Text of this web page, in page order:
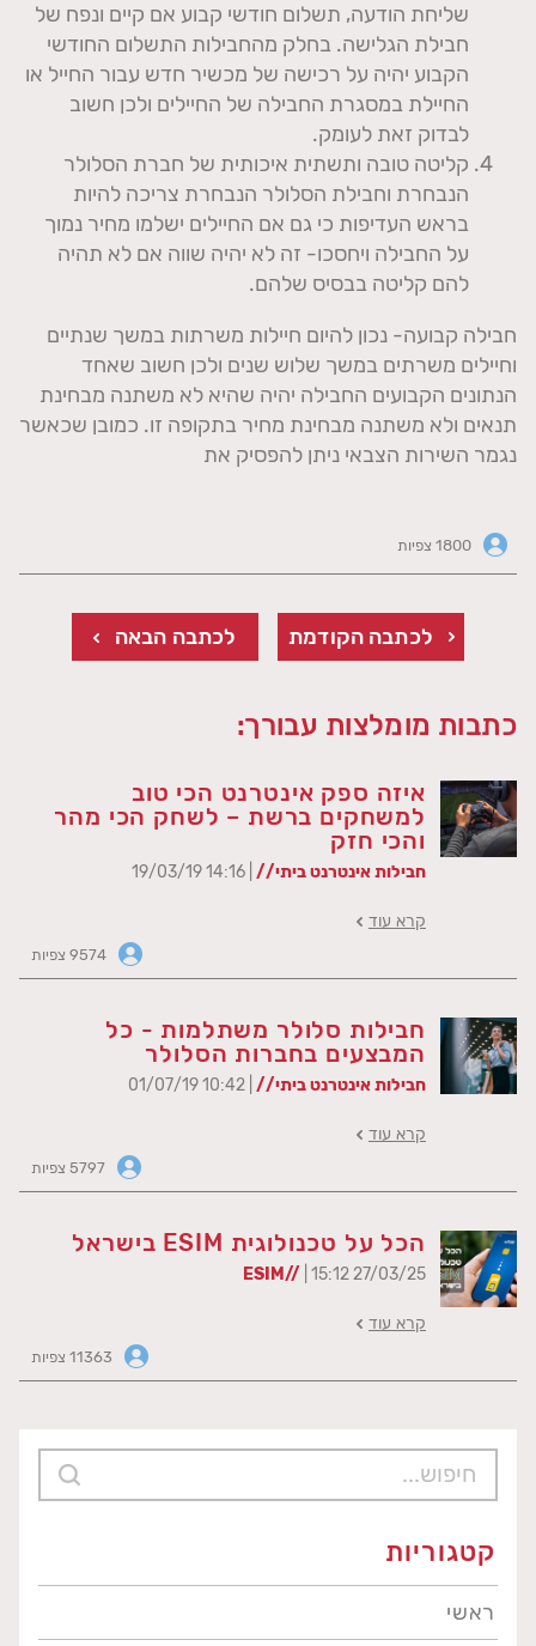
שליחת הודעה, תשלום חודשי קבוע אם קיים ונפח של
חבילת הגלישה. בחלק מהחבילות התשלום החודשי
הקבוע יהיה על רכישה של מכשיר חדש עבור החייל או
החיילת במסגרת החבילה של החיילים ולכן חשוב
לבדוק זאת לעומק.
קליטה טובה ותשתית איכותית של חברת הסלולר
הנבחרת וחבילת הסלולר הנבחרת צריכה להיות
בראש העדיפות כי גם אם החיילים ישלמו מחיר נמוך
על החבילה ויחסכו- זה לא יהיה שווה אם לא תהיה
להם קליטה בבסיס שלהם.
חבילה קבועה- נכון להיום חיילות משרתות במשך שנתיים
וחיילים משרתים במשך שלוש שנים ולכן חשוב שאחד
הנתונים הקבועים החבילה יהיה שהיא לא משתנה מבחינת
תנאים ולא משתנה מבחינת מחיר בתקופה זו. כמובן שכאשר
נגמר השירות הצבאי ניתן להפסיק את
לכתבה הקודמת לכתבה הבאה
כתבות מומלצות עבורך:
איזה ספק אינטרנט הכי טוב
למשחקים ברשת – לשחק הכי מהר
והכי חזק
חבילות אינטרנט ביתי//
קרא עוד
חבילות סלולר משתלמות - כל
המבצעים בחברות הסלולר
חבילות אינטרנט ביתי//
קרא עוד
הכל על טכנולוגית ESIM בישראל
ESIM// | 15:12 27/03/25
קרא עוד
קטגוריות
ראשי